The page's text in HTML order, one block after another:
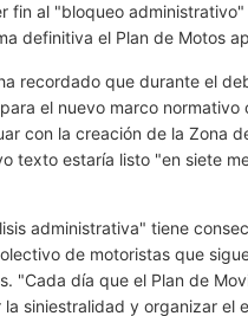
fin al "bloqueo
definitiva el Plan de Motos
recordado que durante el
el nuevo marco
con la creación de la Zona
texto estaría listo "en siete
administrativa" tiene
de motoristas que
"Cada día que el Plan de
siniestralidad y organizar el